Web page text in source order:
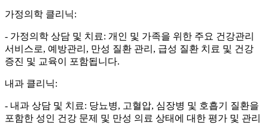
가정의학 클리닉:
- 가정의학 상담 및 치료: 개인 및 가족을 위한 주요 건강관리
서비스로, 예방관리, 만성 질환 관리, 급성 질환 치료 및 건강
증진 및 교육이 포함됩니다.
내과 클리닉:
- 내과 상담 및 치료: 당뇨병, 고혈압, 심장병 및 호흡기 질환을
포함한 성인 건강 문제 및 만성 의료 상태에 대한 평가 및 관리